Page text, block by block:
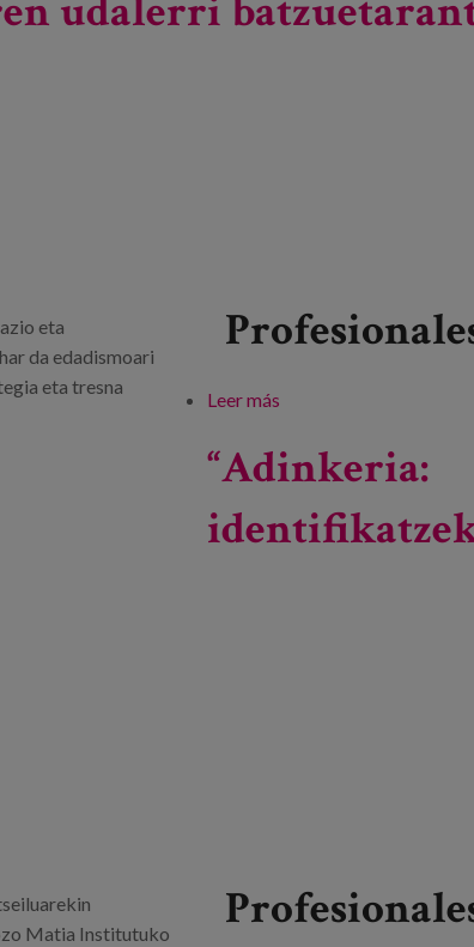
udalerri
eta
da edadismoari
eta tresna
Leer más
“Adinkeria:
Matia Institutuko